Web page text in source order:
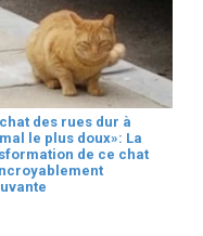
des rues dur à
le plus doux»: La
de ce chat